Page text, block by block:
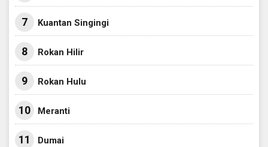
7 Kuantan Singingi
8 Rokan Hilir
9 Rokan Hulu
10 Meranti
11 Dumai